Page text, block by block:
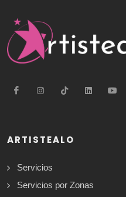
ARTISTEALO
Servicios
Servicios por Zonas